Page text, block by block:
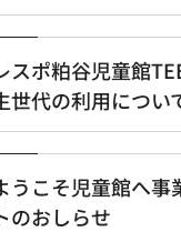
スポ粕谷児童館
世代の利用につい
うこそ児童館へ
のおしらせ